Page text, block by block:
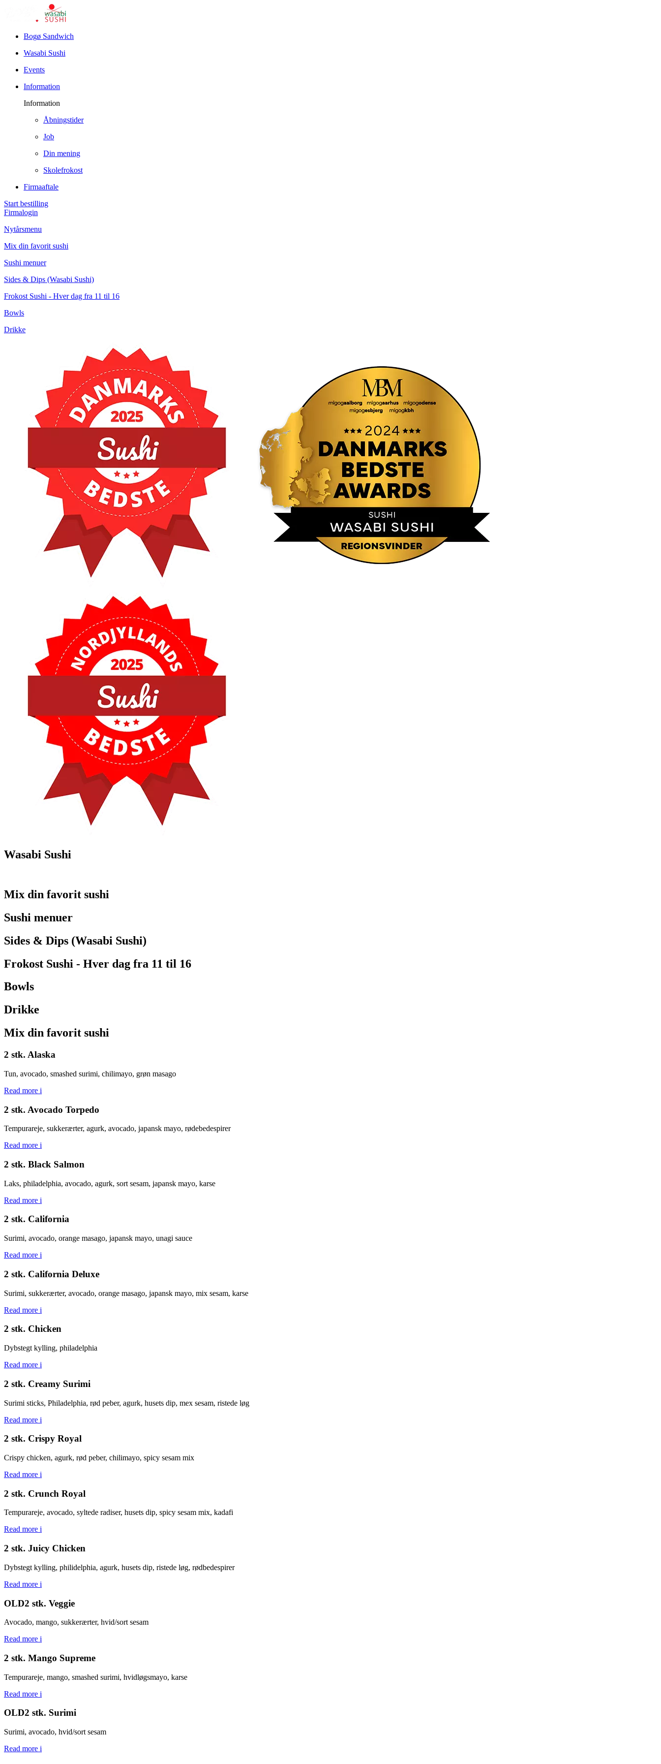
Bogø Sandwich
Wasabi Sushi
Events
Information
Information
Åbningstider
Job
Din mening
Skolefrokost
Firmaaftale
Start bestilling
Firmalogin
Nytårsmenu
Mix din favorit sushi
Sushi menuer
Sides & Dips (Wasabi Sushi)
Frokost Sushi - Hver dag fra 11 til 16
Bowls
Drikke
Wasabi Sushi
Mix din favorit sushi
Sushi menuer
Sides & Dips (Wasabi Sushi)
Frokost Sushi - Hver dag fra 11 til 16
Bowls
Drikke
Mix din favorit sushi
2 stk. Alaska
Tun, avocado, smashed surimi, chilimayo, grøn masago
Read more i
2 stk. Avocado Torpedo
Tempurareje, sukkerærter, agurk, avocado, japansk mayo, rødebedespirer
Read more i
2 stk. Black Salmon
Laks, philadelphia, avocado, agurk, sort sesam, japansk mayo, karse
Read more i
2 stk. California
Surimi, avocado, orange masago, japansk mayo, unagi sauce
Read more i
2 stk. California Deluxe
Surimi, sukkerærter, avocado, orange masago, japansk mayo, mix sesam, karse
Read more i
2 stk. Chicken
Dybstegt kylling, philadelphia
Read more i
2 stk. Creamy Surimi
Surimi sticks, Philadelphia, rød peber, agurk, husets dip, mex sesam, ristede løg
Read more i
2 stk. Crispy Royal
Crispy chicken, agurk, rød peber, chilimayo, spicy sesam mix
Read more i
2 stk. Crunch Royal
Tempurareje, avocado, syltede radiser, husets dip, spicy sesam mix, kadafi
Read more i
2 stk. Juicy Chicken
Dybstegt kylling, philidelphia, agurk, husets dip, ristede løg, rødbedespirer
Read more i
OLD2 stk. Veggie
Avocado, mango, sukkerærter, hvid/sort sesam
Read more i
2 stk. Mango Supreme
Tempurareje, mango, smashed surimi, hvidløgsmayo, karse
Read more i
OLD2 stk. Surimi
Surimi, avocado, hvid/sort sesam
Read more i